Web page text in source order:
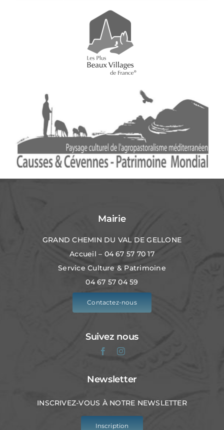
Mairie
GRAND CHEMIN DU VAL DE GELLONE
Accueil – 04 67 57 70 17
Service Culture & Patrimoine
04 67 57 04 59
Contactez-nous
Suivez nous
Newsletter
INSCRIVEZ-VOUS À NOTRE NEWSLETTER
Inscription